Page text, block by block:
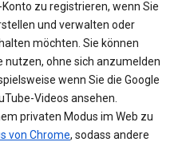
zu registrieren, wenn Sie
und verwalten oder
möchten. Sie können
nutzen, ohne sich anzumelden
wenn Sie die Google
Videos ansehen.
privaten Modus im Web zu
von Chrome, sodass andere